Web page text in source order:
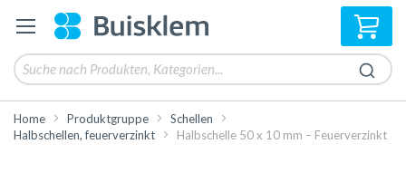
Home Produktgruppe
Schellen
Halbschellen, feuerverzinkt
Halbschelle 50 x 10 mm – Feuerverzinkt